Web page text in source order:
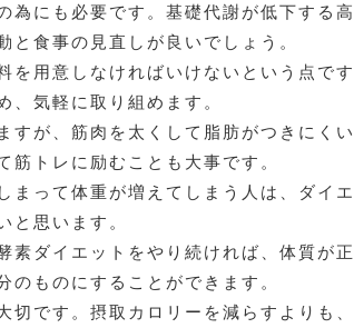
為にも必要です。基礎代謝が低下する高
食事の見直しが良いでしょう。
を用意しなければいけないという点です
、気軽に取り組めます。
すが、筋肉を太くして脂肪がつきにくい
トレに励むことも大事です。
まって体重が増えてしまう人は、ダイエ
と思います。
素ダイエットをやり続ければ、体質が正
ものにすることができます。
です。摂取カロリーを減らすよりも、